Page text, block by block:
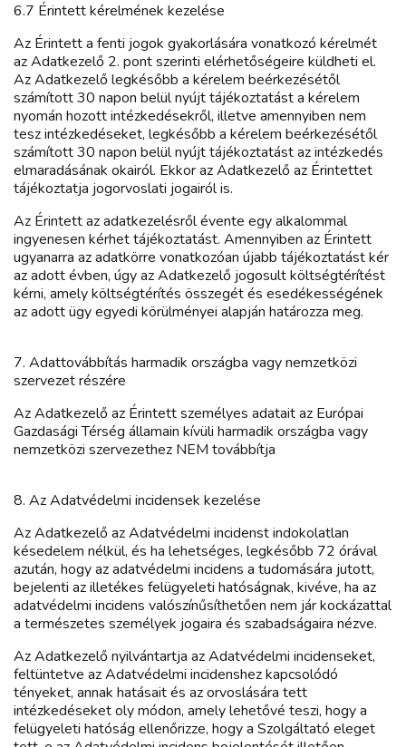
6.7 Érintett kérelmének kezelése
Az Érintett a fenti jogok gyakorlására vonatkozó kérelmét
az Adatkezelő 2. pont szerinti elérhetőségeire küldheti el.
Az Adatkezelő legkésőbb a kérelem beérkezésétől
számított 30 napon belül nyújt tájékoztatást a kérelem
nyomán hozott intézkedésekről, illetve amennyiben nem
tesz intézkedéseket, legkésőbb a kérelem beérkezésétől
számított 30 napon belül nyújt tájékoztatást az intézkedés
elmaradásának okairól. Ekkor az Adatkezelő az Érintettet
tájékoztatja jogorvoslati jogairól is.
Az Érintett az adatkezelésről évente egy alkalommal
ingyenesen kérhet tájékoztatást. Amennyiben az Érintett
ugyanarra az adatkörre vonatkozóan újabb tájékoztatást kér
az adott évben, úgy az Adatkezelő jogosult költségtérítést
kérni, amely költségtérítés összegét és esedékességének
az adott ügy egyedi körülményei alapján határozza meg.
7. Adattovábbítás harmadik országba vagy nemzetközi
szervezet részére
Az Adatkezelő az Érintett személyes adatait az Európai
Gazdasági Térség államain kívüli harmadik országba vagy
nemzetközi szervezethez NEM továbbítja
8. Az Adatvédelmi incidensek kezelése
Az Adatkezelő az Adatvédelmi incidenst indokolatlan
késedelem nélkül, és ha lehetséges, legkésőbb 72 órával
azután, hogy az adatvédelmi incidens a tudomására jutott,
bejelenti az illetékes felügyeleti hatóságnak, kivéve, ha az
adatvédelmi incidens valószínűsíthetően nem jár kockázattal
a természetes személyek jogaira és szabadságaira nézve.
Az Adatkezelő nyilvántartja az Adatvédelmi incidenseket,
feltüntetve az Adatvédelmi incidenshez kapcsolódó
tényeket, annak hatásait és az orvoslására tett
intézkedéseket oly módon, amely lehetővé teszi, hogy a
felügyeleti hatóság ellenőrizze, hogy a Szolgáltató eleget